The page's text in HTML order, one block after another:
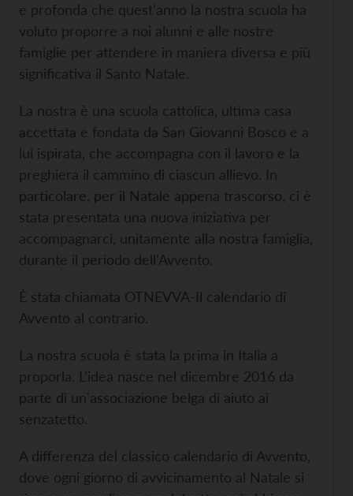
e profonda che quest'anno la nostra scuola ha
voluto proporre a noi alunni e alle nostre
famiglie per attendere in maniera diversa e più
significativa il Santo Natale.
La nostra è una scuola cattolica, ultima casa
accettata e fondata da San Giovanni Bosco e a
lui ispirata, che accompagna con il lavoro e la
preghiera il cammino di ciascun allievo. In
particolare, per il Natale appena trascorso, ci è
stata presentata una nuova iniziativa per
accompagnarci, unitamente alla nostra famiglia,
durante il periodo dell'Avvento.
È stata chiamata OTNEVVA-Il calendario di
Avvento al contrario.
La nostra scuola è stata la prima in Italia a
proporla. L'idea nasce nel dicembre 2016 da
parte di un'associazione belga di aiuto ai
senzatetto.
A differenza del classico calendario di Avvento,
dove ogni giorno di avvicinamento al Natale si